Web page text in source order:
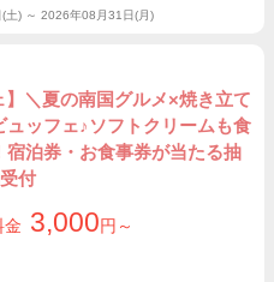
土) ～ 2026年08月31日(月)
】＼夏の南国グルメ×焼き立て
ッフェ♪ソフトクリームも食
泊券・お食事券が当たる抽
付
金 3,000円～